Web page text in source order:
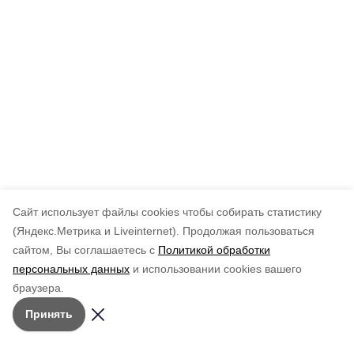
Cайт использует файлы cookies чтобы собирать статистику
(Яндекс.Метрика и Liveinternet).
Продолжая пользоваться
сайтом, Вы соглашаетесь с Политикой обработки
персональных данных и использовании cookies вашего
браузера.
Принять